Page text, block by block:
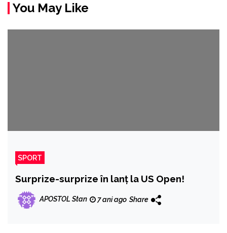
You May Like
SPORT
Surprize-surprize în lanț la US Open!
APOSTOL Stan 7 ani ago Share